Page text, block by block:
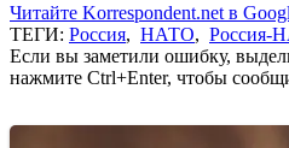
Читайте Korrespondent.net в
ТЕГИ: Россия, НАТО, Россия-
Если вы заметили ошибку,
нажмите Ctrl+Enter, чтобы